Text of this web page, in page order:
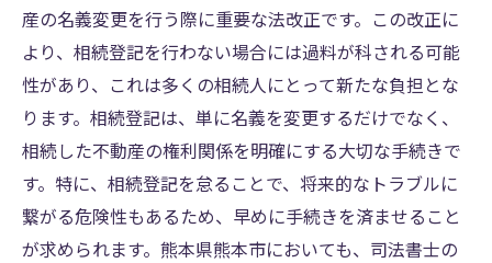
産の名義変更を行う際に重要な法改正です。この改正に
より、相続登記を行わない場合には過料が科される可能
性があり、これは多くの相続人にとって新たな負担とな
ります。相続登記は、単に名義を変更するだけでなく、
相続した不動産の権利関係を明確にする大切な手続きで
す。特に、相続登記を怠ることで、将来的なトラブルに
繋がる危険性もあるため、早めに手続きを済ませること
が求められます。熊本県熊本市においても、司法書士の